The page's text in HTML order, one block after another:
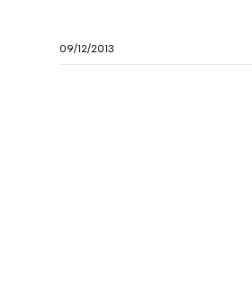
09/12/2013